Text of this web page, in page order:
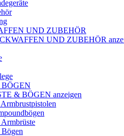
UND ZUBEHÖR
UND ZUBEHÖR
& BÖGEN anzeigen